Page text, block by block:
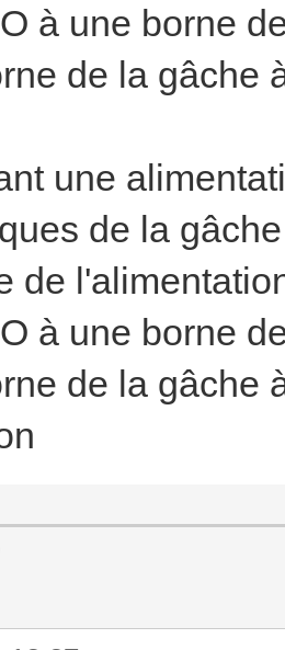
à une borne
de la gâche
une
de la gâche
de
à une borne
de la gâche